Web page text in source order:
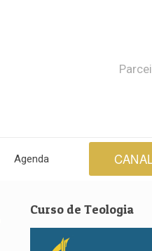
Agenda
Curso de Teologia